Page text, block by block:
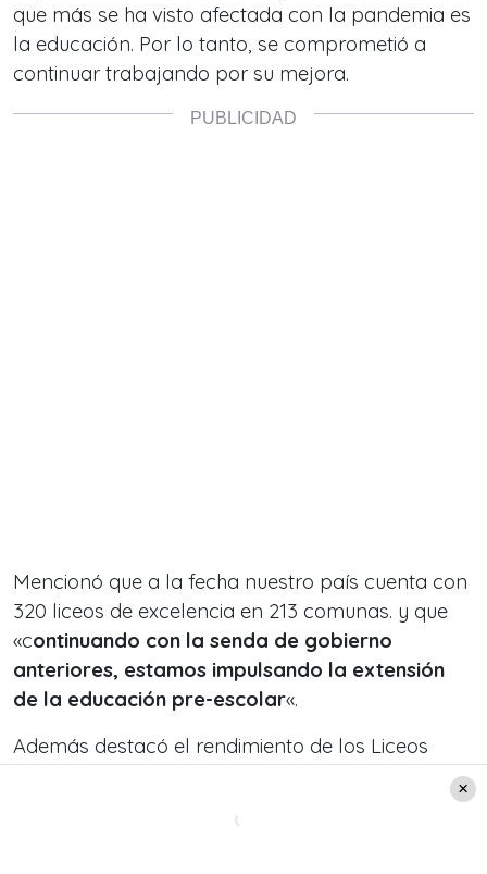
que más se ha visto afectada con la pandemia es
la educación. Por lo tanto, se comprometió a
continuar trabajando por su mejora.
Mencionó que a la fecha nuestro país cuenta con
320 liceos de excelencia en 213 comunas. y que
«continuando con la senda de gobierno
anteriores, estamos impulsando la extensión
de la educación pre-escolar«.
Además destacó el rendimiento de los Liceos
«En 12 de las 16 regiones de Chile,